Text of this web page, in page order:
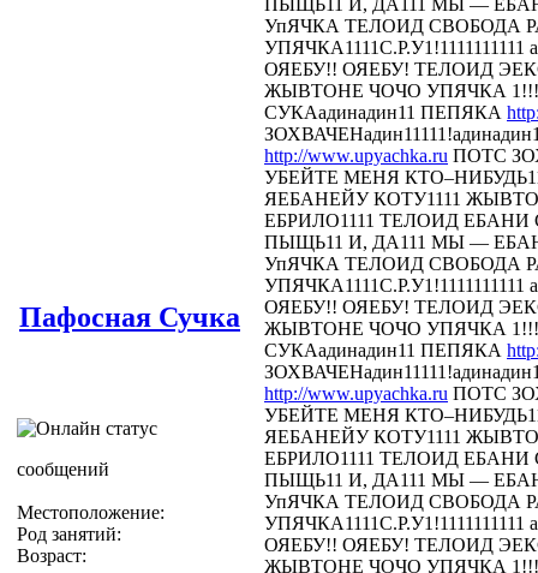
Пафосная Сучка
сообщений
Местоположение:
Род занятий:
Возраст:
УпЯЧКА ТЕЛОИД СВОБОДА
УПЯЧКА1111С.Р.У1!1111111111
ОЯЕБУ!! ОЯЕБУ! ТЕЛОИД
ЖЫВТОНЕ ЧОЧО УПЯЧКА
СУКАадинадин11 ПЕПЯКА
http://www.upyachka.ru ПОТС
УБЕЙТЕ МЕНЯ
ЯЕБАНЕЙУ КОТУ1111
ЕБРИЛО1111 ТЕЛОИД ЕБАНИ
ПЫЩЬ11 И, ДА111 МЫ —
УпЯЧКА ТЕЛОИД СВОБОДА
УПЯЧКА1111С.Р.У1!1111111111
ОЯЕБУ!! ОЯЕБУ! ТЕЛОИД
ЖЫВТОНЕ ЧОЧО УПЯЧКА
СУКАадинадин11 ПЕПЯКА
http://www.upyachka.ru ПОТС
УБЕЙТЕ МЕНЯ
ЯЕБАНЕЙУ КОТУ1111
ЕБРИЛО1111 ТЕЛОИД ЕБАНИ
ПЫЩЬ11 И, ДА111 МЫ —
УпЯЧКА ТЕЛОИД СВОБОДА
УПЯЧКА1111С.Р.У1!1111111111
ОЯЕБУ!! ОЯЕБУ! ТЕЛОИД
ЖЫВТОНЕ ЧОЧО УПЯЧКА